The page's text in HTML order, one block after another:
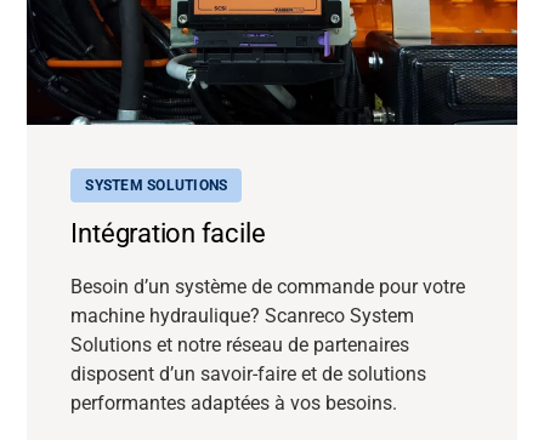
SYSTEM SOLUTIONS
Intégration facile
Besoin d’un système de commande pour votre
machine hydraulique? Scanreco System
Solutions et notre réseau de partenaires
disposent d’un savoir-faire et de solutions
performantes adaptées à vos besoins.